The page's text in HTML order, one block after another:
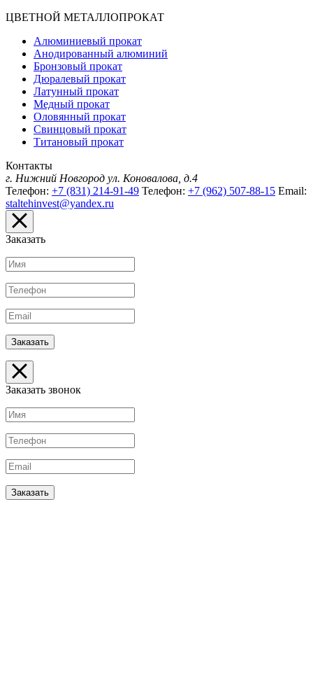
ЦВЕТНОЙ МЕТАЛЛОПРОКАТ
Алюминиевый прокат
Анодированный алюминий
Бронзовый прокат
Дюралевый прокат
Латунный прокат
Медный прокат
Оловянный прокат
Свинцовый прокат
Титановый прокат
Контакты
г. Нижний Новгород ул. Коновалова, д.4
Телефон: +7 (831) 214-91-49 Телефон: +7 (962) 507-88-15 Email:
staltehinvest@yandex.ru
Заказать
Заказать звонок